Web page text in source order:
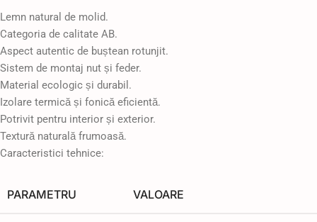
Lemn natural de molid.
Categoria de calitate AB.
Aspect autentic de buștean rotunjit.
Sistem de montaj nut și feder.
Material ecologic și durabil.
Izolare termică și fonică eficientă.
Potrivit pentru interior și exterior.
Textură naturală frumoasă.
Caracteristici tehnice:
PARAMETRU VALOARE